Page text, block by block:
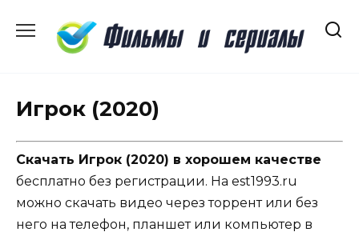
содержанию
Игрок (2020)
Скачать Игрок (2020) в хорошем качестве
бесплатно без регистрации. На est1993.ru
можно скачать видео через торрент или без
него на телефон, планшет или компьютер в